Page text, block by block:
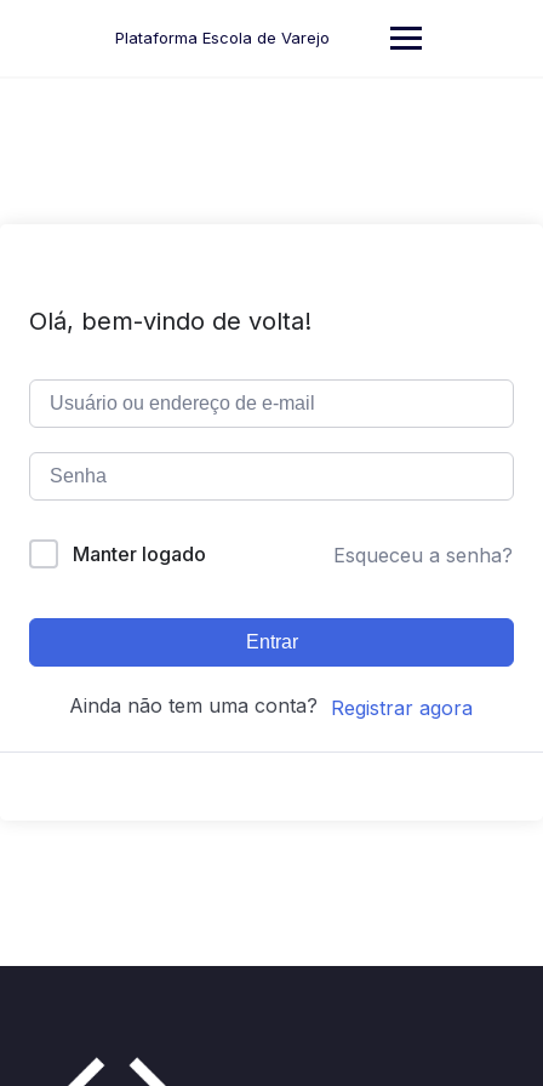
Plataforma Escola de Varejo
Olá, bem-vindo de volta!
Manter logado Esqueceu a senha?
Entrar
Ainda não tem uma conta? Registrar agora